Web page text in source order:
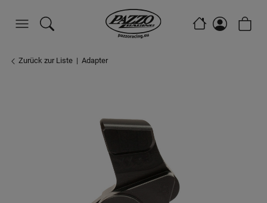
Zurück zur Liste Adapter